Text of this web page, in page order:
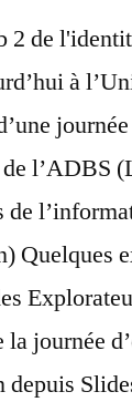
2 de
à
l’ADBS
de
Quelques
la journée
depuis